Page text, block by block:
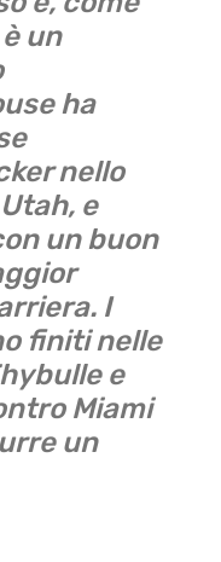
un
ha
nello
e
un buon
I
finiti nelle
e
Miami
un